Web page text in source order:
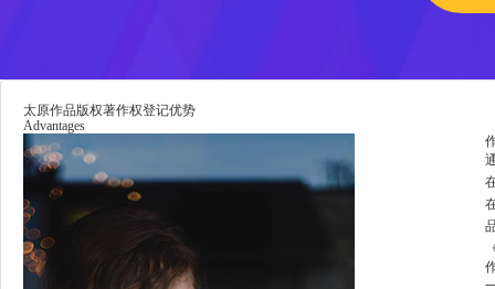
太原作品版权著作权登记优势
Advantages